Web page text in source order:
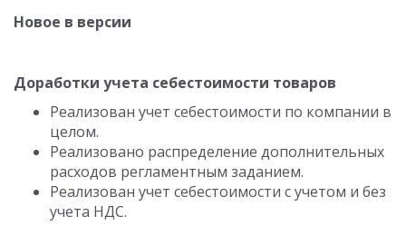
Новое в версии
Доработки учета себестоимости товаров
Реализован учет себестоимости по компании в
целом.
Реализовано распределение дополнительных
расходов регламентным заданием.
Реализован учет себестоимости с учетом и без
учета НДС.